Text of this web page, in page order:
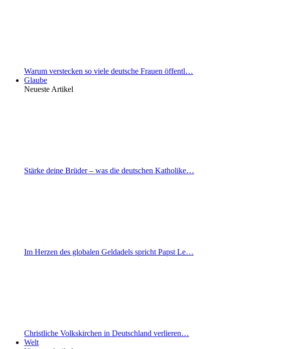
Warum verstecken so viele deutsche Frauen öffentl…
Glaube
Neueste Artikel
Stärke deine Brüder – was die deutschen Katholike…
Im Herzen des globalen Geldadels spricht Papst Le…
Christliche Volkskirchen in Deutschland verlieren…
Welt